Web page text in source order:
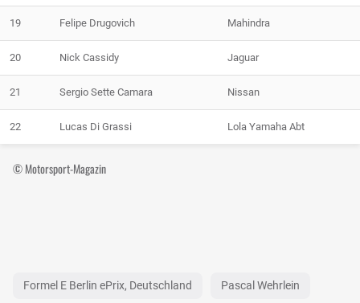
19 Felipe Drugovich Mahindra
20 Nick Cassidy Jaguar
21 Sergio Sette Camara Nissan
22 Lucas Di Grassi Lola Yamaha Abt
© Motorsport-Magazin
Formel E Berlin ePrix, Deutschland Pascal Wehrlein